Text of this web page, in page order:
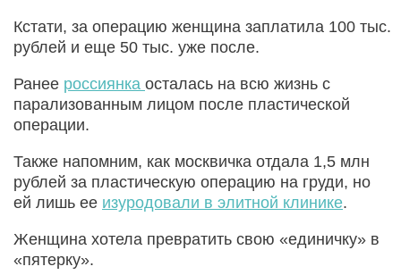
Кстати, за операцию женщина заплатила 100 тыс.
рублей и еще 50 тыс. уже после.
Ранее россиянка осталась на всю жизнь с
парализованным лицом после пластической
операции.
Также напомним, как москвичка отдала 1,5 млн
рублей за пластическую операцию на груди, но
ей лишь ее изуродовали в элитной клинике.
Женщина хотела превратить свою «единичку» в
«пятерку».